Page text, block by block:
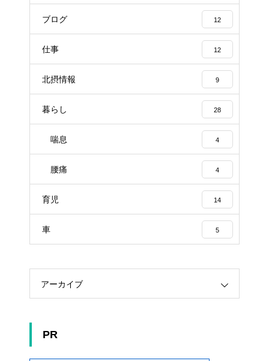
ブログ 12
仕事 12
北摂情報 9
暮らし 28
喘息 4
腰痛 4
育児 14
車 5
アーカイブ
PR